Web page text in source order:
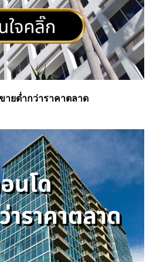
ายต่ำกว่าราคาตลาด